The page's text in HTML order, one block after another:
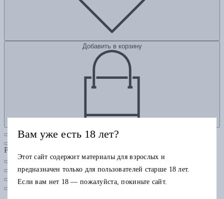
Добавить в корзину
Рубрики
Вам уже есть 18 лет?
Этот сайт содержит материалы для взрослых и
предназначен только для пользователей старше 18 лет.
Если вам нет 18 — пожалуйста, покиньте сайт.